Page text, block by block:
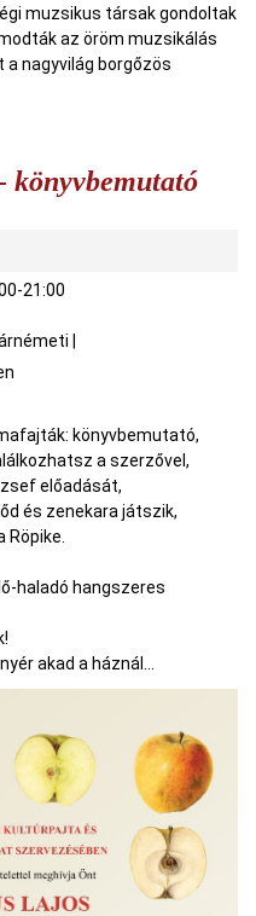
muzsikus társak gondoltak
az öröm muzsikálás
nagyvilág borgőzös
könyvbemutató
21:00
könyvbemutató,
a szerzővel,
előadását,
és zenekara játszik,
Röpike.
haladó hangszeres
akad a háznál...